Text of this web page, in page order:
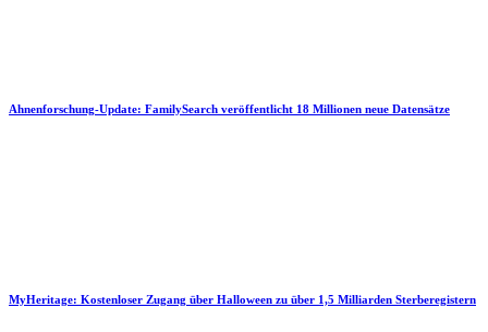
Ahnenforschung-Update: FamilySearch veröffentlicht 18 Millionen neue Datensätze
MyHeritage: Kostenloser Zugang über Halloween zu über 1,5 Milliarden Sterberegistern